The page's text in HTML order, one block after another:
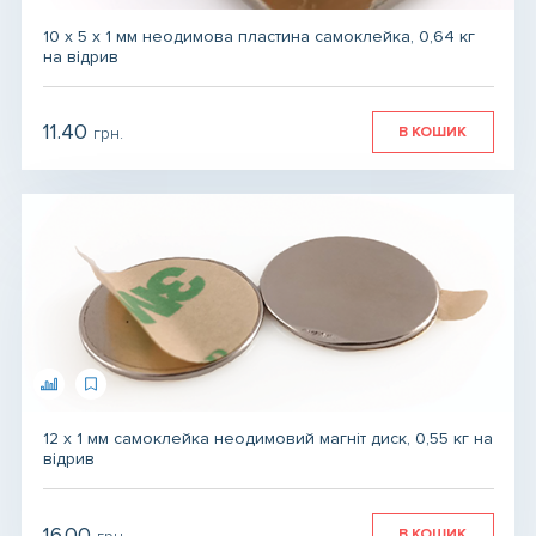
Для магнітів
10 x 5 x 1 мм неодимова пластина самоклейка, 0,64 кг
на відрив
грн.
11.40 грн. В КОШИК
12 х 1 мм самоклейка неодимовий магніт диск, 0,55 кг на
відрив